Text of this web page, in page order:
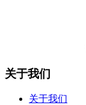
关于我们
关于我们